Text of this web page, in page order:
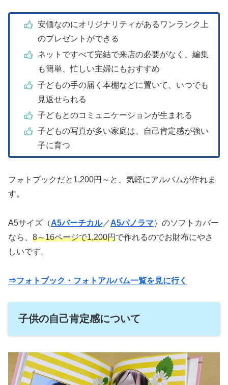
安価なのにオリジナリティがあるワンランク上
のプレゼントができる
ネットですべて完結で来店の必要がなく、編集
も簡単、忙しい主婦にもおすすめ
子どもの手の届く本棚などに置いて、いつでも
見返せられる
子どもとのコミュニケーションが生まれる
子どもの写真が多い家庭は、自己肯定感が強い
子に育つ
フォトブックだと1,200円～と、気軽にアルバムが作れま
す。
A5サイズ（A5バーチカル／A5パノラマ）のソフトカバー
なら、 8～16ページで1,200円で作れるのでお財布にやさ
しいです。
⇒フォトブック・フォトアルバム一覧を見に行く
子供の自己肯定感について